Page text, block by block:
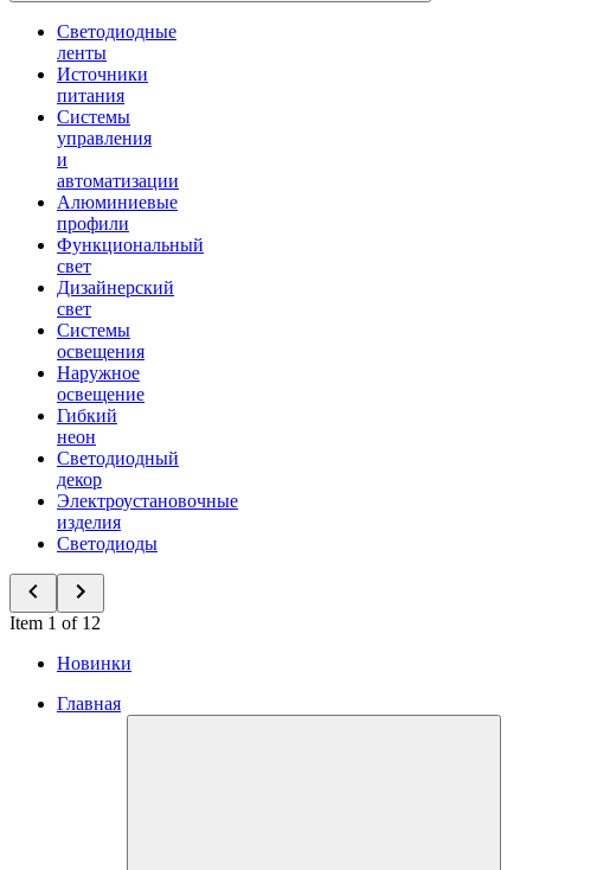
Светодиодные
ленты
Источники
питания
Системы
управления
и
автоматизации
Алюминиевые
профили
Функциональный
свет
Дизайнерский
свет
Системы
освещения
Наружное
освещение
Гибкий
неон
Светодиодный
декор
Электроустановочные
изделия
Светодиоды
Item 1 of 12
Новинки
Главная